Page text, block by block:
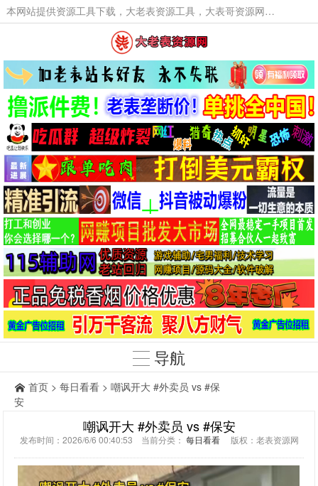
本网站提供资源工具下载，大老表资源工具，大表哥资源网软件工具，大老表资源下载，活动线报福利资源分享,活动线报，大型网游经典游戏，网络热门技术游戏辅助交流与分享。
导航
首页 > 每日看看 > 嘲讽开大 #外卖员 vs #保
安
嘲讽开大 #外卖员 vs #保安
发布时间：2026/6/6 00:40:53 当前分类： 每日看看版权：老表资源网